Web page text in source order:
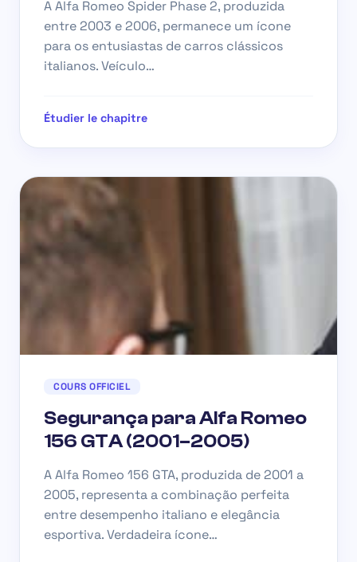
A Alfa Romeo Spider Phase 2, produzida
entre 2003 e 2006, permanece um ícone
para os entusiastas de carros clássicos
italianos. Veículo…
Étudier le chapitre
COURS OFFICIEL
Segurança para Alfa Romeo
156 GTA (2001–2005)
A Alfa Romeo 156 GTA, produzida de 2001 a
2005, representa a combinação perfeita
entre desempenho italiano e elegância
esportiva. Verdadeira ícone…